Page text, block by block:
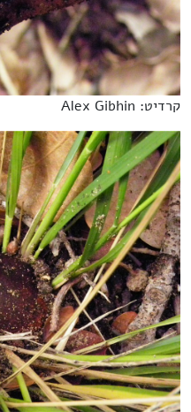
קרדיט: Alex Gibhin